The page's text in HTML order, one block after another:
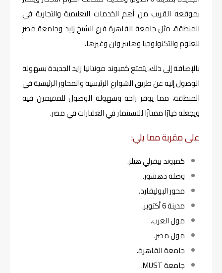
بموقعه القريب من أهم الخدمات التعليمية والتجارية في
المنطقة، مثل جامعة القاهرة فرع الشيخ زايد وجامعة مصر
للعلوم والتكنولوجيا وهايبر وان وغيرها.
بالإضافة إلى ذلك، يتمتع كمبوند مونتانيا زايد الجديدة بسهولة
الوصول إليه عن طريق الشوارع الرئيسية والمحاور الرئيسية في
المنطقة، مما يوفر راحة وسهولة الوصول للمقيمين فيه
ويجعله خيارًا ممتازًا للاستثمار في العقارات في مصر.
على مقربة مما يلي:
كمبوند بيفرلي هيلز.
وصلة دهشور.
محور البوليفارد.
مدينة 6 أكتوبر.
مول العرب.
مول مصر.
جامعة القاهرة.
جامعة MUST.